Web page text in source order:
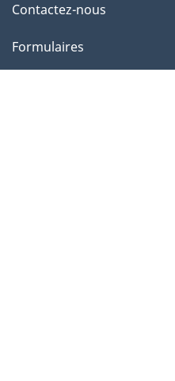
s
d
ce
site
Contactez-nous
Formulaires